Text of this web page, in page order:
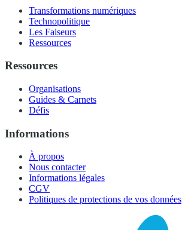
Transformations numériques
Technopolitique
Les Faiseurs
Ressources
Ressources
Organisations
Guides & Carnets
Défis
Informations
À propos
Nous contacter
Informations légales
CGV
Politiques de protections de vos données